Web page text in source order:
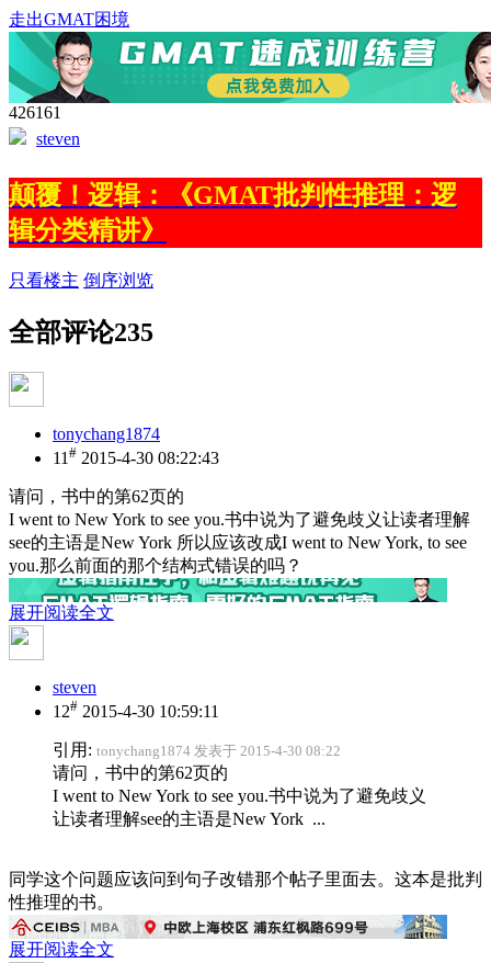
走出GMAT困境
426161
steven
颠覆！逻辑：《GMAT批判性推理：逻
辑分类精讲》
只看楼主 倒序浏览
全部评论235
tonychang1874
11 # 2015-4-30 08:22:43
请问，书中的第62页的
I went to New York to see you.书中说为了避免歧义让读者理解
see的主语是New York 所以应该改成I went to New York, to see
you.那么前面的那个结构式错误的吗？
展开阅读全文
steven
12# 2015-4-30 10:59:11
引用: tonychang1874 发表于 2015-4-30 08:22
请问，书中的第62页的
I went to New York to see you.书中说为了避免歧义
让读者理解see的主语是New York ...
同学这个问题应该问到句子改错那个帖子里面去。这本是批判
性推理的书。
展开阅读全文